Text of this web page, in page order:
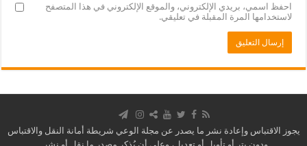
احفظ اسمي، بريدي الإلكتروني، والموقع الإلكتروني في هذا المتصفح
لاستخدامها المرة المقبلة في تعليقي.
يجوز الاقتباس وإعادة نشر ما يصدر عن مجلة الوعي شريطة أمانة النقل والاقتباس